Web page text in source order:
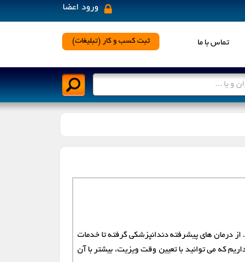
ورود اعضا
ثبت کسب و کار (تبلیغات) تماس با ما
از درمان های پیشرفته دندانپزشکی گرفته تا خدمات
که می توانید با تعیین وقت ویزیت، بیشتر با آن